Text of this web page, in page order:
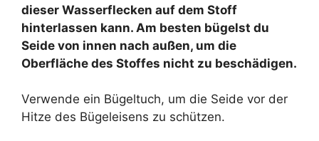
dieser Wasserflecken auf dem Stoff
hinterlassen kann. Am besten bügelst du
Seide von innen nach außen, um die
Oberfläche des Stoffes nicht zu beschädigen.
Verwende ein Bügeltuch, um die Seide vor der
Hitze des Bügeleisens zu schützen.